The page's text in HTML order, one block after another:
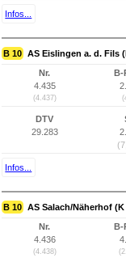
Infos...
B 10 AS Eislingen a. d. Fils
Nr.
4.435
(4.437)
B-
DTV
29.283
Infos...
B 10 AS Salach/Näherhof
Nr.
4.436
(4.438)
B-